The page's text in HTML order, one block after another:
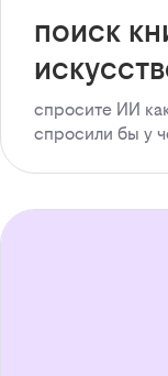
поиск
спросите ИИ
спросили бы у